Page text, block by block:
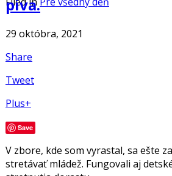
piva.
29 októbra, 2021
Share
Tweet
Plus+
Save
V zbore, kde som vyrastal, sa ešte
stretávať mládež. Fungovali aj